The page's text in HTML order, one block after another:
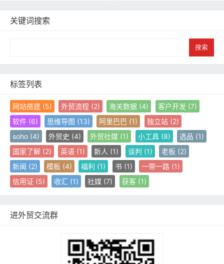
关键词搜索
标签列表
网站搭建(5) 外贸流程 (2) 海关数据 (4) 客户开发 (7)
软件(6) 思维导图 (13) 阿里巴巴 (1) 独立站(2)
soho(4) 外贸史 (4) 外贸社媒 (1) 小工具(8) 选品 (1)
国家了解(2) 英语 (1) 新人 (1) 谈判 (1) 老板 (2)
新闻 (2) 模板 (4) 福利 (1) 书(1) 一带一路(1)
信用证 (5) 收汇 (1) 社媒 (7) 获客(1)
进外贸交流群